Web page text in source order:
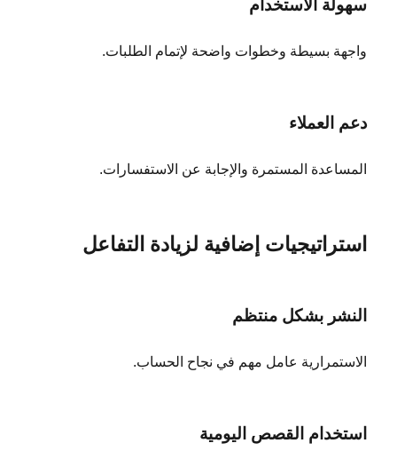
سهولة الاستخدام
واجهة بسيطة وخطوات واضحة لإتمام الطلبات.
دعم العملاء
المساعدة المستمرة والإجابة عن الاستفسارات.
استراتيجيات إضافية لزيادة التفاعل
النشر بشكل منتظم
الاستمرارية عامل مهم في نجاح الحساب.
استخدام القصص اليومية